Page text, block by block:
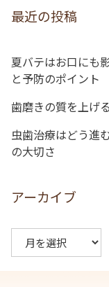
ー
ョ
ン
最近の投稿
夏バテはお口にも
と予防のポイント
歯磨きの質を上げ
虫歯治療はどう進
の大切さ
アーカイブ
ー